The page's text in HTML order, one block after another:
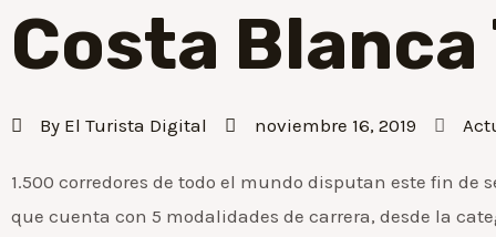
Costa
By El Turista Digital noviembre 16, 2019
1.500 corredores de todo el mundo disputan este fin de
que cuenta con 5 modalidades de carrera, desde la